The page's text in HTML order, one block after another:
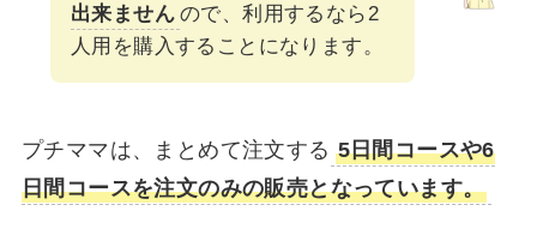
出来ません ので、利用するなら2
人用を購入することになります。
プチママは、まとめて注文する 5日間コースや6
日間コースを注文のみの販売となっています。